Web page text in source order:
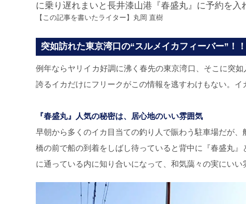
に乗り遅れまいと長井漆山港『春盛丸』に予約を入
【この記事を書いたライター】 丸岡 直樹
突如訪れた東京湾口の“スルメイカフィーバー”！！
例年ならヤリイカ好調に沸く春先の東京湾口、そこに突
誇るイカだけにフリークがこの情報を逃すわけもない。
『春盛丸』人気の秘密は、居心地のいい雰囲気
早朝から多くのイカ目当ての釣り人で賑わう駐車場だが
橋の前で船の到着をしばし待っていると背中に『春盛丸
に通っている内に知り合いになって、和気藹々の実にい